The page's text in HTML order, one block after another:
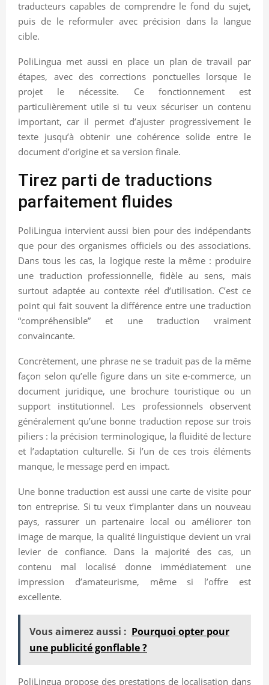
traducteurs capables de comprendre le fond du sujet,
puis de le reformuler avec précision dans la langue
cible.
PoliLingua met aussi en place un plan de travail par
étapes, avec des corrections ponctuelles lorsque le
projet le nécessite. Ce fonctionnement est
particulièrement utile si tu veux sécuriser un contenu
important, car il permet d’ajuster progressivement le
texte jusqu’à obtenir une cohérence solide entre le
document d’origine et sa version finale.
Tirez parti de traductions
parfaitement fluides
PoliLingua intervient aussi bien pour des indépendants
que pour des organismes officiels ou des associations.
Dans tous les cas, la logique reste la même : produire
une traduction professionnelle, fidèle au sens, mais
surtout adaptée au contexte réel d’utilisation. C’est ce
point qui fait souvent la différence entre une traduction
“compréhensible” et une traduction vraiment
convaincante.
Concrètement, une phrase ne se traduit pas de la même
façon selon qu’elle figure dans un site e-commerce, un
document juridique, une brochure touristique ou un
support institutionnel. Les professionnels observent
généralement qu’une bonne traduction repose sur trois
piliers : la précision terminologique, la fluidité de lecture
et l’adaptation culturelle. Si l’un de ces trois éléments
manque, le message perd en impact.
Une bonne traduction est aussi une carte de visite pour
ton entreprise. Si tu veux t’implanter dans un nouveau
pays, rassurer un partenaire local ou améliorer ton
image de marque, la qualité linguistique devient un vrai
levier de confiance. Dans la majorité des cas, un
contenu mal localisé donne immédiatement une
impression d’amateurisme, même si l’offre est
excellente.
Vous aimerez aussi : Pourquoi opter pour
une publicité gonflable ?
PoliLingua propose des prestations de localisation dans